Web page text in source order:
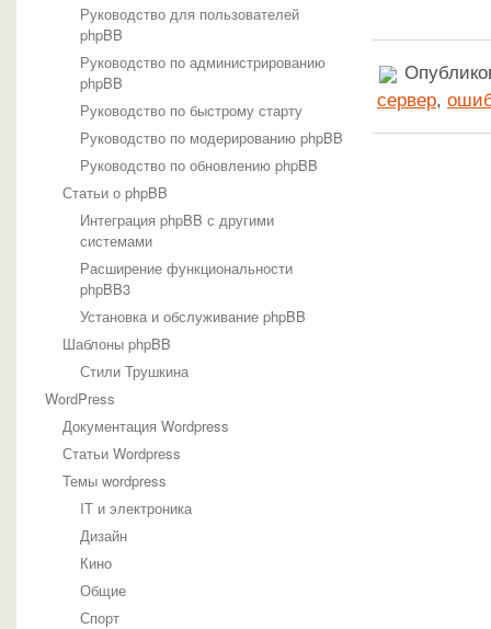
Руководство для пользователей
phpBB
Руководство по администрированию
phpBB
Руководство по быстрому старту
Руководство по модерированию phpBB
Руководство по обновлению phpBB
Статьи о phpBB
Интеграция phpBB с другими
системами
Расширение функциональности
phpBB3
Установка и обслуживание phpBB
Шаблоны phpBB
Стили Трушкина
WordPress
Документация Wordpress
Статьи Wordpress
Темы wordpress
IT и электроника
Дизайн
Кино
Общие
Спорт
сервер,